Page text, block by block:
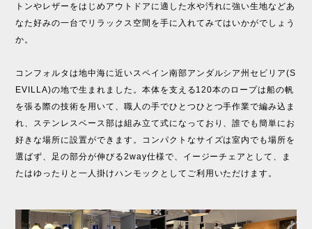
トンやレザーをはじめアウトドアに適した水や汚れに強い生地などあ
なた好みの一台でリラックス空間を手に入れてみてはいかがでしょう
か。
コンフォルタは地中海に近いスペイン南部アンダルシア州セビリア(S
EVILLA)の地で生まれました。本体を支える120本のロープは船の帆
を張る際の技術を用いて、職人の手でひとつひとつ手作業で編み込ま
れ、ステンレスベース部は組み立て式になっており、誰でも簡単にお
好きな場所に設置ができます。コンパクトなサイズは室内でも場所を
選ばず、足の部分が伸びる2way仕様で、イージーチェアとして、ま
たはゆったりと一人掛けハンモックとしてご利用いただけます。